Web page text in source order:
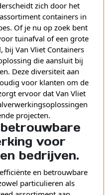
zich door het
containers in
Of je nu op zoek bent
tuinafval of een grote
Van Vliet Containers
die aansluit bij
Deze diversiteit aan
voor klanten om de
ervoor dat Van Vliet
projecten.
voor
bedrijven.
en betrouwbare
particulieren als